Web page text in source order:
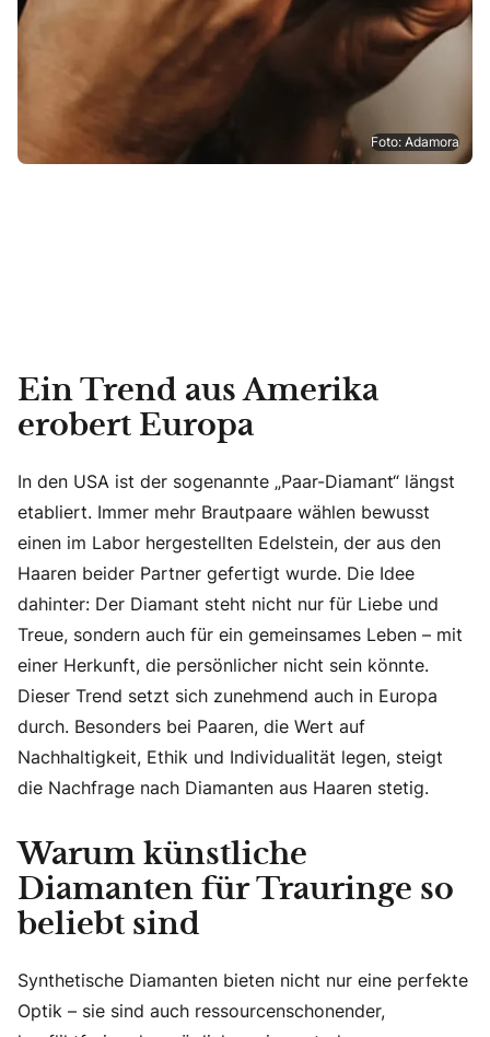
Foto: Adamora
Ein Trend aus Amerika
erobert Europa
In den USA ist der sogenannte „Paar-Diamant“ längst
etabliert. Immer mehr Brautpaare wählen bewusst
einen im Labor hergestellten Edelstein, der aus den
Haaren beider Partner gefertigt wurde. Die Idee
dahinter: Der Diamant steht nicht nur für Liebe und
Treue, sondern auch für ein gemeinsames Leben – mit
einer Herkunft, die persönlicher nicht sein könnte.
Dieser Trend setzt sich zunehmend auch in Europa
durch. Besonders bei Paaren, die Wert auf
Nachhaltigkeit, Ethik und Individualität legen, steigt
die Nachfrage nach Diamanten aus Haaren stetig.
Warum künstliche
Diamanten für Trauringe so
beliebt sind
Synthetische Diamanten bieten nicht nur eine perfekte
Optik – sie sind auch ressourcenschonender,